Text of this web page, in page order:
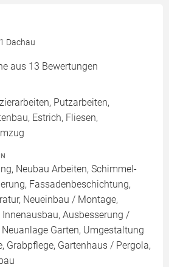
Dachau
aus 13 Bewertungen
Putzarbeiten,
Estrich, Fliesen,
Neubau Arbeiten, Schimmel-
Fassadenbeschichtung,
Neueinbau / Montage,
Ausbesserung /
Neuanlage Garten, Umgestaltung
Grabpflege, Gartenhaus / Pergola,